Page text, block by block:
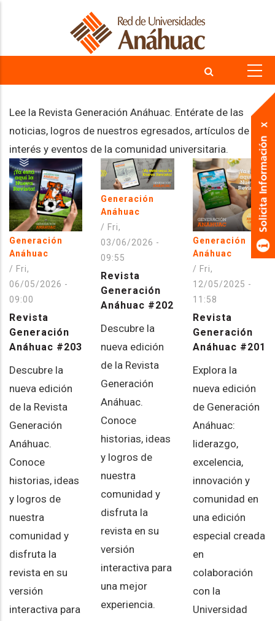
Lee la Revista Generación Anáhuac. Entérate de las
noticias, logros de nuestros egresados, artículos de
interés y eventos de la comunidad universitaria.
Generación
Anáhuac
/ Fri,
06/05/2026 -
09:00
Revista
Generación
Anáhuac #203
Descubre la
nueva edición
de la Revista
Generación
Anáhuac.
Conoce
historias, ideas
y logros de
nuestra
comunidad y
disfruta la
revista en su
versión
interactiva para
Generación
Anáhuac
/ Fri,
03/06/2026 -
09:55
Revista
Generación
Anáhuac #202
Descubre la
nueva edición
de la Revista
Generación
Anáhuac.
Conoce
historias, ideas
y logros de
nuestra
comunidad y
disfruta la
revista en su
versión
interactiva para
una mejor
experiencia.
Generación
Anáhuac
/ Fri,
12/05/2025 -
11:58
Revista
Generación
Anáhuac #201
Explora la
nueva edición
de Generación
Anáhuac:
liderazgo,
excelencia,
innovación y
comunidad en
una edición
especial creada
en
colaboración
con la
Universidad